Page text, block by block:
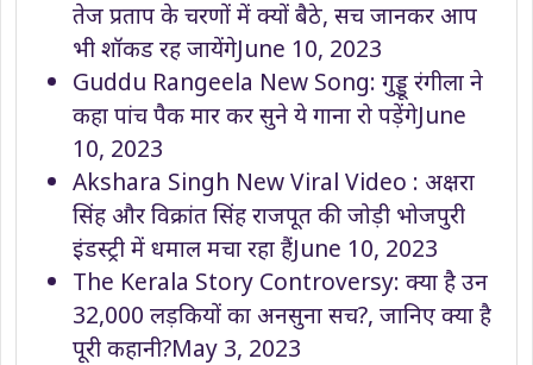
तेज प्रताप के चरणों में क्यों बैठे, सच जानकर आप
भी शॉकड रह जायेंगेJune 10, 2023
Guddu Rangeela New Song: गुड्डू रंगीला ने
कहा पांच पैक मार कर सुने ये गाना रो पड़ेंगेJune
10, 2023
Akshara Singh New Viral Video : अक्षरा
सिंह और विक्रांत सिंह राजपूत की जोड़ी भोजपुरी
इंडस्ट्री में धमाल मचा रहा हैंJune 10, 2023
The Kerala Story Controversy: क्या है उन
32,000 लड़कियों का अनसुना सच?, जानिए क्या है
पूरी कहानी?May 3, 2023